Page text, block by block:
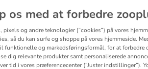
kendte mærker, materialer, farver og længder. Der
os med at forbedre
pixels og andre teknologier (“cookies”) på vores
så du kan surfe og shoppe på vores hjemmeside.
funktionelle og markedsføringsformål, for at forbedre
dig relevante produkter samt personaliserede
tid i vores præferencecenter (“Juster indstillinger”).